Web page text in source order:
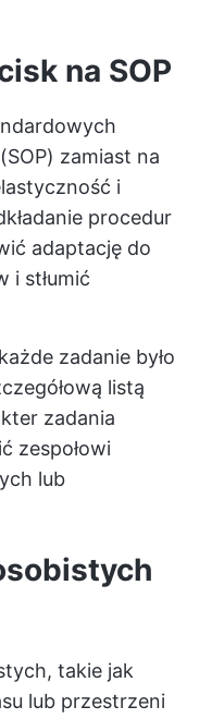
na SOP
zamiast na
i
procedur
adaptację do
i stłumić
zadanie było
listą
zadania
zespołowi
lub
takie jak
lub przestrzeni